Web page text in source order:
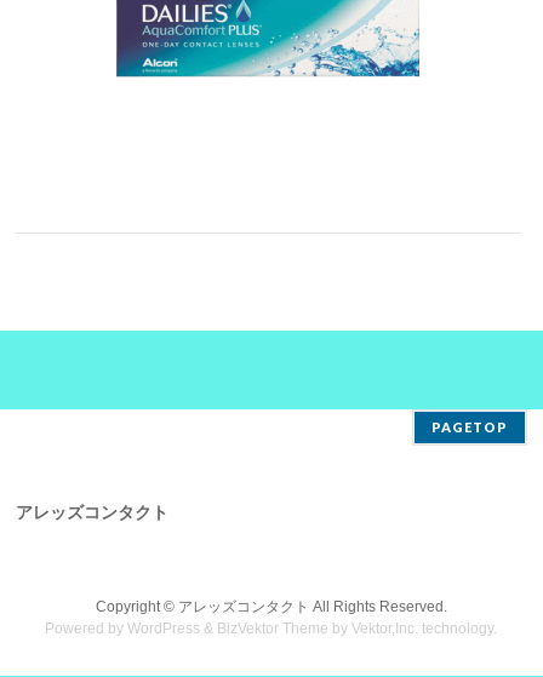
PAGETOP
アレッズコンタクト
Copyright © アレッズコンタクト All Rights Reserved.
Powered byWordPress & BizVektor Theme byVektor,Inc. technology.